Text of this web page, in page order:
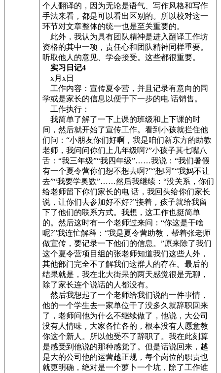
个人翻译的，因为无论是语气、写作风格和写作
手法来看，都是可以看出区别的。所以校对这一
环节对文章整体的统一也是至关重要的。
此外，我认为具有团队精神是进入翻译工作坊
资格的其中一项，责任心和团队精神同样重要。
听取他人的意见、学会接受。这些都很重要。
实习日记4
x月x日
工作内容：宣传夏令营，并且记录有意向的同
学或是家长的信息以便于下一步的电 话销售。
工作执行：
我简单了解了一下上课的班级和上下课的时
间，然后就开始了宣传工作。看到小孩就拦住他
们问：“小朋友你们好啊，我是咱们新东方的助教
老师，我问问你们上几年级啊?”小孩子其七嘴八
舌：“我三年级”“我四年级”……我说：“我们暑假
有一个夏令营你们想不想去啊?”“想啊”“我妈不让
去”“我要学奥数”……然后我继续：“没关系，你们
给老师留下你们家长的电 话，我回头给你们家长
说，让你们去参加好不好?”接着，孩子就给我留
下了他们的联系方式。我想，这工作也挺简单
的。然后这时有一个老师过来问：“你这是干啥
呢?”我连忙解释：“我是夏令营助教，帮着张老师
做宣传，要记录一下他们的信息。”原来除了我们
这个夏令营项目组的张老师知道我们这些人外，
其他部门完全不了解我们这群人的存在。最后的
结果就是，我在北大街呆的两天感觉很是无聊，
除了家长连个说话的人都没有。
然后我想起了一个老师给我们说的一件事情，
他的一个学生去一家单位干了没多久就辞职回来
了，老师问他为什么不继续做了，他说，大公司
没有人情味，大家各忙各的，根本没有人愿意教
你这个新人。所以他受不了辞职了。我在此刻算
是感受到他说的那种感觉了。但是话说回来，越
是大的公司他的运营越正规，每个岗位的职责也
就更明确，绝对是一个萝卜一个坑，除了工作谁